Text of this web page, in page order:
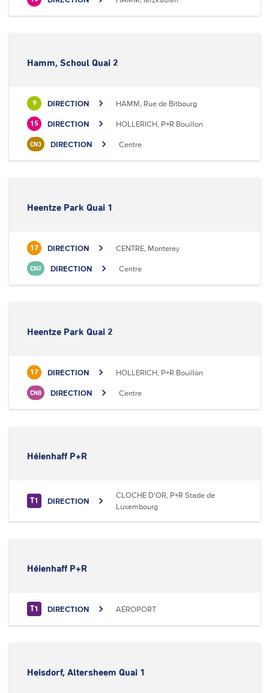
Hamm, Schoul Quai 2
9 DIRECTION HAMM, Rue de Bitbourg
15 DIRECTION HOLLERICH, P+R Bouillon
CN3 DIRECTION Centre
Heentze Park Quai 1
17 DIRECTION CENTRE, Monterey
CN2 DIRECTION Centre
Heentze Park Quai 2
17 DIRECTION HOLLERICH, P+R Bouillon
CN8 DIRECTION Centre
Héienhaff P+R
T1 DIRECTION
CLOCHE D'OR, P+R Stade de
Luxembourg
Héienhaff P+R
T1 DIRECTION AÉROPORT
Heisdorf, Altersheem Quai 1